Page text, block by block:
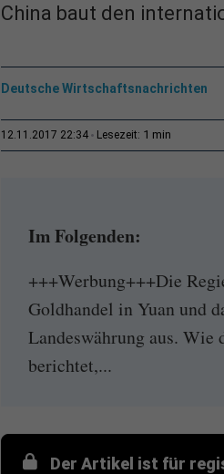
China baut den
Deutsche Wirtschaftsnachrichten
12.11.2017 22:34 Lesezeit: 1 min
Im Folgenden:
+++Werbung+++Die
Goldhandel in Yuan und
Landeswährung aus. Wie
berichtet,...
Der Artikel ist für